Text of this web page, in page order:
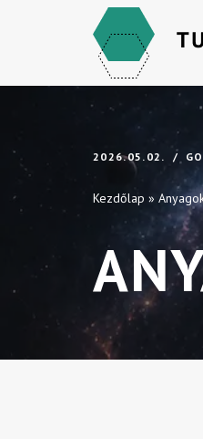
2026.05.02.
Kezdőlap »